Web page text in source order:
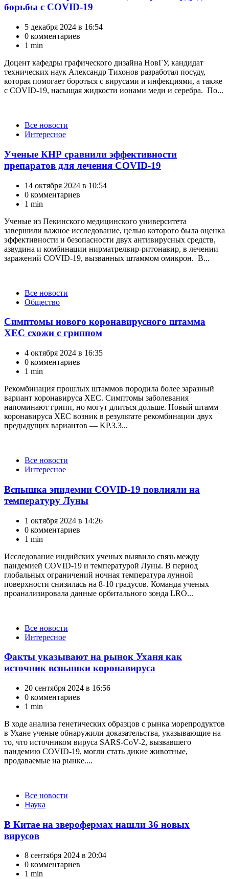
борьбы с COVID-19
5 декабря 2024 в 16:54
0 комментариев
1 min
Доцент кафедры графического дизайна НовГУ, кандидат
технических наук Александр Тихонов разработал посуду,
которая помогает бороться с вирусами и инфекциями, а также
с COVID-19, насыщая жидкости ионами меди и серебра. По...
КатегорииВсе новости
Интересное
Ученые КНР сравнили эффективности
препаратов для лечения COVID-19
14 октября 2024 в 10:54
0 комментариев
1 min
Ученые из Пекинского медицинского университета
завершили важное исследование, целью которого была оценка
эффективности и безопасности двух антивирусных средств,
азвудина и комбинации нирматрелвир-ритонавир, в лечении
заражений COVID-19, вызванных штаммом омикрон. В...
КатегорииВсе новости
Общество
Симптомы нового коронавирусного штамма
XEC схожи с гриппом
4 октября 2024 в 16:35
0 комментариев
1 min
Рекомбинация прошлых штаммов породила более заразный
вариант коронавируса XEC. Симптомы заболевания
напоминают грипп, но могут длиться дольше. Новый штамм
коронавируса XEC возник в результате рекомбинации двух
предыдущих вариантов — KP.3.3...
КатегорииВсе новости
Интересное
Вспышка эпидемии COVID-19 повлияли на
температуру Луны
1 октября 2024 в 14:26
0 комментариев
1 min
Исследование индийских ученых выявило связь между
пандемией COVID-19 и температурой Луны. В период
глобальных ограничений ночная температура лунной
поверхности снизилась на 8-10 градусов. Команда ученых
проанализировала данные орбитального зонда LRO...
КатегорииВсе новости
Интересное
Факты указывают на рынок Уханя как
источник вспышки коронавируса
20 сентября 2024 в 16:56
0 комментариев
1 min
В ходе анализа генетических образцов с рынка морепродуктов
в Ухане ученые обнаружили доказательства, указывающие на
то, что источником вируса SARS-CoV-2, вызвавшего
пандемию COVID-19, могли стать дикие животные,
продаваемые на рынке....
КатегорииВсе новости
Наука
В Китае на зверофермах нашли 36 новых
вирусов
8 сентября 2024 в 20:04
0 комментариев
1 min